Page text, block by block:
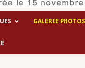
GALERIE PHOTOS